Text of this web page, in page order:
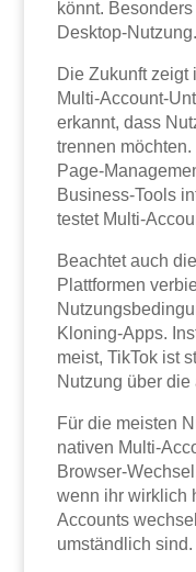
könnt.
Desktop-Nutzung.
Die Zukunft zeigt
Multi-Account-
erkannt, dass
trennen
Page-
Business-Tools
testet Multi-
Beachtet auch
Plattformen
Kloning-Apps.
meist, TikTok ist
Nutzung über
Für die meisten
nativen Multi-
Browser-
wenn ihr wirklich
Accounts
umständlich sind.